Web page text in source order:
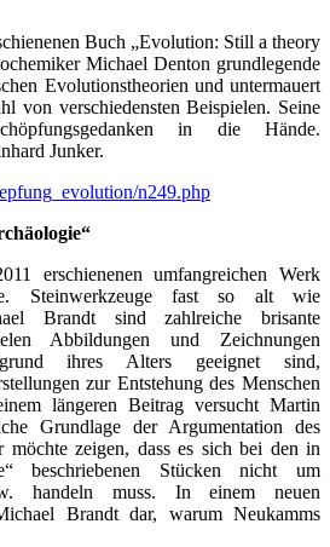
Buch „Evolution: Still a theory
Michael Denton grundlegende
Evolutionstheorien und untermauert
von verschiedensten Beispielen. Seine
in die Hände.
Junker.
n249.php
erschienenen umfangreichen Werk
Steinwerkzeuge fast so alt wie
Brandt sind zahlreiche brisante
Abbildungen und Zeichnungen
ihres Alters geeignet sind,
zur Entstehung des Menschen
längeren Beitrag versucht Martin
Grundlage der Argumentation des
möchte zeigen, dass es sich bei den in
beschriebenen Stücken nicht um
handeln muss. In einem neuen
Brandt dar, warum Neukamms